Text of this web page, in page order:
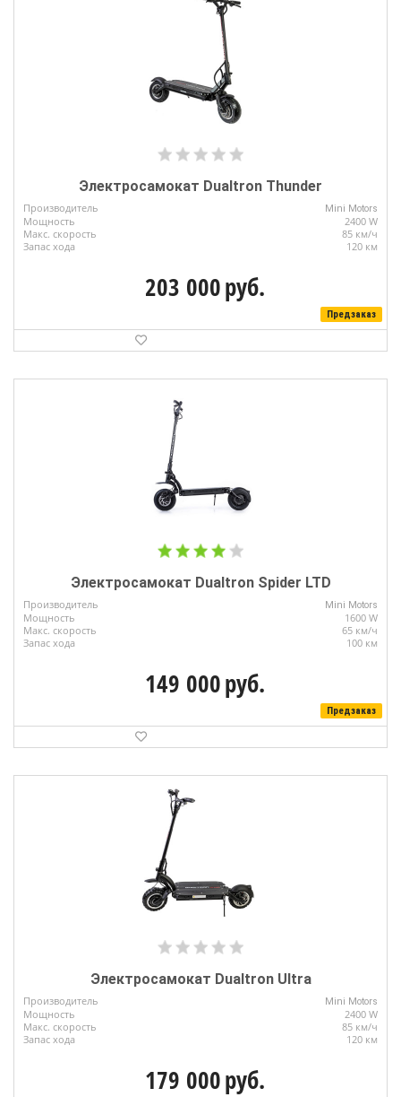
Электросамокат Dualtron Thunder
Производитель Mini Motors
Мощность
2400 W
Макс. скорость
85 км/ч
Запас хода
120 км
203 000руб.
Предзаказ
Электросамокат Dualtron Spider LTD
Производитель Mini Motors
Мощность
1600 W
Макс. скорость
65 км/ч
Запас хода
100 км
149 000руб.
Предзаказ
Электросамокат Dualtron Ultra
Производитель Mini Motors
Мощность
2400 W
Макс. скорость
85 км/ч
Запас хода
120 км
179 000руб.